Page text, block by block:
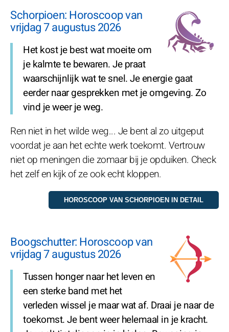
Schorpioen: Horoscoop van
vrijdag 7 augustus 2026
Het kost je best wat moeite om
je kalmte te bewaren. Je praat
waarschijnlijk wat te snel. Je energie gaat
eerder naar gesprekken met je omgeving. Zo
vind je weer je weg.
Ren niet in het wilde weg... Je bent al zo uitgeput
voordat je aan het echte werk toekomt. Vertrouw
niet op meningen die zomaar bij je opduiken. Check
het zelf en kijk of ze ook echt kloppen.
Boogschutter: Horoscoop van
vrijdag 7 augustus 2026
Tussen honger naar het leven en
een sterke band met het
verleden wissel je maar wat af. Draai je naar de
toekomst. Je bent weer helemaal in je kracht.